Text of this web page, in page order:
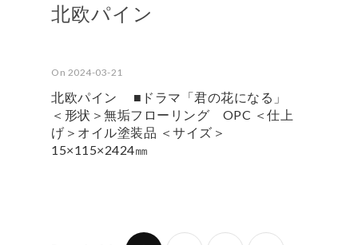
北欧パイン
On 2024-03-21
北欧パイン ■ドラマ「君の花になる」
＜形状＞無垢フローリング OPC ＜仕上
げ＞オイル塗装品 ＜サイズ＞
15×115×2424㎜